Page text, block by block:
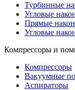
Турбинные
Угловые
Прямые
Угловые
Компрессоры и
Компрессоры
Вакуумные
Аспираторы